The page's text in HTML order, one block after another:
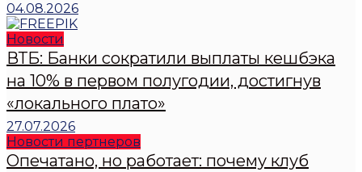
04.08.2026
Новости
ВТБ: Банки сократили выплаты кешбэка
на 10% в первом полугодии, достигнув
«локального плато»
27.07.2026
Новости пертнеров
Опечатано, но работает: почему клуб